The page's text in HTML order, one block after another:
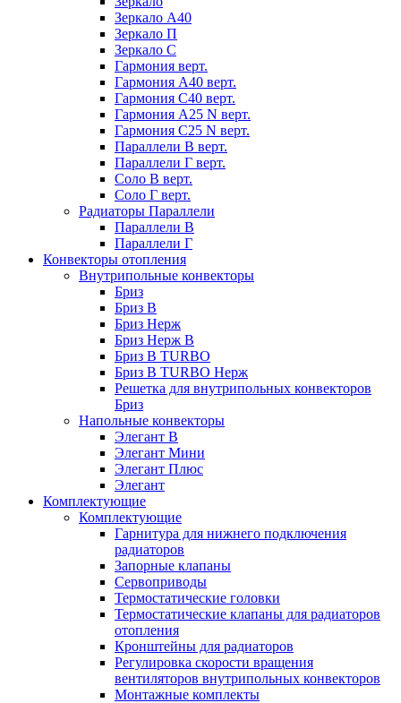
Зеркало А40
Зеркало П
Зеркало С
Гармония верт.
Гармония А40 верт.
Гармония С40 верт.
Гармония А25 N верт.
Гармония С25 N верт.
Параллели В верт.
Параллели Г верт.
Соло В верт.
Соло Г верт.
Радиаторы Параллели
Параллели В
Параллели Г
Конвекторы отопления
Внутрипольные конвекторы
Бриз
Бриз В
Бриз Нерж
Бриз Нерж В
Бриз В TURBO
Бриз В TURBO Нерж
Решетка для внутрипольных конвекторов
Бриз
Напольные конвекторы
Элегант В
Элегант Мини
Элегант Плюс
Элегант
Комплектующие
Комплектующие
Гарнитура для нижнего подключения
радиаторов
Запорные клапаны
Сервоприводы
Термостатические головки
Термостатические клапаны для радиаторов
отопления
Кронштейны для радиаторов
Регулировка скорости вращения
вентиляторов внутрипольных конвекторов
Монтажные комплекты